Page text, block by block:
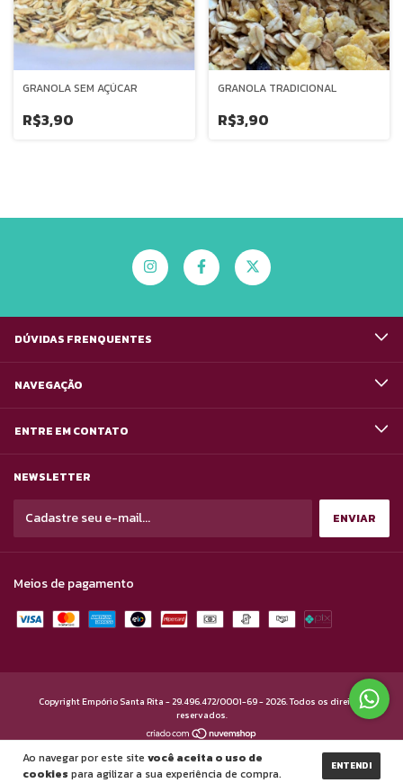
Ao navegar por este site você aceita o uso de
cookies para agilizar a sua experiência de compra.
ENTENDI
GRANOLA SEM AÇÚCAR
R$3,90
GRANOLA TRADICIONAL
R$3,90
DÚVIDAS FRENQUENTES
NAVEGAÇÃO
ENTRE EM CONTATO
NEWSLETTER
Meios de pagamento
Copyright Empório Santa Rita - 29.496.472/0001-69 - 2026. Todos os direitos
reservados.